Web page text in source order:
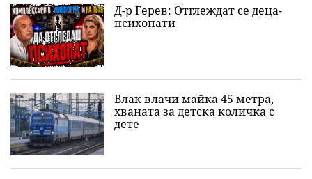
Д-р Герев: Отглеждат се деца-
психопати
Влак влачи майка 45 метра,
хваната за детска количка с
дете